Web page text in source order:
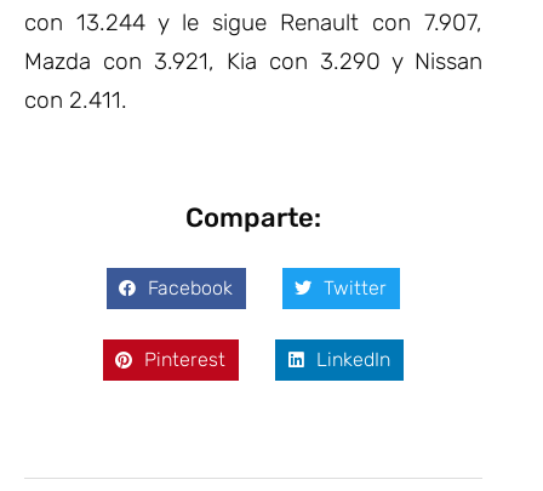
con 13.244 y le sigue Renault con 7.907,
Mazda con 3.921, Kia con 3.290 y Nissan
con 2.411.
Comparte:
Facebook Twitter
Pinterest LinkedIn